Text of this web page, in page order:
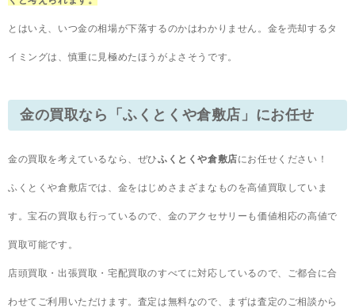
とはいえ、いつ金の相場が下落するのかはわかりません。金を売却するタ
イミングは、慎重に見極めたほうがよさそうです。
金の買取なら「ふくとくや倉敷店」にお任せ
金の買取を考えているなら、ぜひふくとくや倉敷店にお任せください！
ふくとくや倉敷店では、金をはじめさまざまなものを高値買取していま
す。宝石の買取も行っているので、金のアクセサリーも価値相応の高値で
買取可能です。
店頭買取・出張買取・宅配買取のすべてに対応しているので、ご都合に合
わせてご利用いただけます。査定は無料なので、まずは査定のご相談から